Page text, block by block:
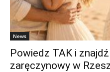
News
Powiedz TAK i
zaręczynowy w